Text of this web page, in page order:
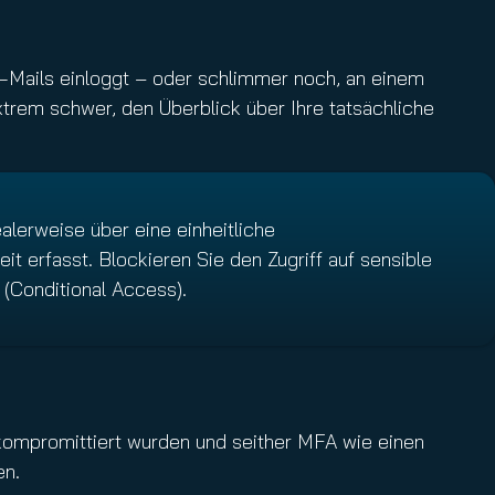
einloggt – oder schlimmer noch, an einem
schwer, den Überblick über Ihre tatsächliche
über eine einheitliche
erfasst. Blockieren Sie den Zugriff auf sensible
Access).
wurden und seither MFA wie einen